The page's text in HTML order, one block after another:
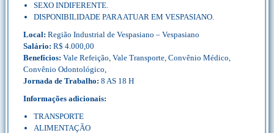
SEXO INDIFERENTE.
DISPONIBILIDADE PARA ATUAR EM VESPASIANO.
Local: Região Industrial de Vespasiano – Vespasiano
Salário: R$ 4.000,00
Benefícios: Vale Refeição, Vale Transporte, Convênio Médico,
Convênio Odontológico,
Jornada de Trabalho: 8 AS 18 H
Informações adicionais:
TRANSPORTE
ALIMENTAÇÃO